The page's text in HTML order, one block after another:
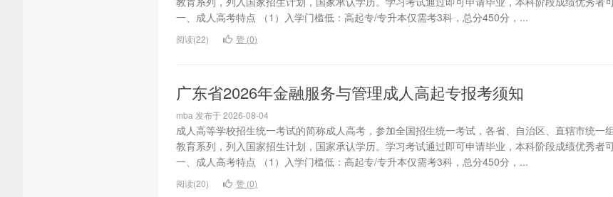
一、成人高考特点 （1）入学门槛低：高起专/专升本仅需考3科，总分450分，...
阅读(22) 赞 (0)
广东省2026年金融服务与管理成人高起专报考须知
mba 发布于 2026-08-04
成人高等学校招生统一考试的简称成人高考，参加全国招生统一考试，各省、自治区、直辖市统一
教育系列，列入国家招生计划，国家承认学历。学习考试通过即可申请毕业，本科阶段成绩优秀者可
一、成人高考特点 （1）入学门槛低：高起专/专升本仅需考3科，总分450分，...
阅读(20) 赞 (0)